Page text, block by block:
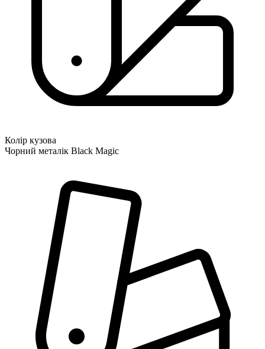
Колір кузова
Чорний металік Black Magic